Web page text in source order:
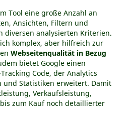
Tool eine große Anzahl an
Ansichten, Filtern und
diversen analysierten Kriterien.
komplex, aber hilfreich zur
Webseitenqualität in Bezug
bietet Google einen
Code, der Analytics
und Statistiken erweitert. Damit
Verkaufsleistung,
zum Kauf noch detaillierter